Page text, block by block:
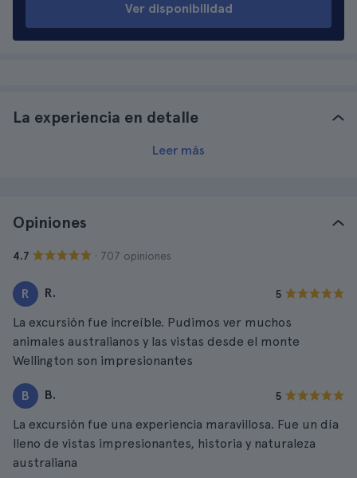
Ver disponibilidad
La experiencia en detalle
Leer más
Opiniones
4.7 · 707 opiniones
R R. 5
La excursión fue increíble. Pudimos ver muchos
animales australianos y las vistas desde el monte
Wellington son impresionantes
B B. 5
La excursión fue una experiencia maravillosa. Fue un día
lleno de vistas impresionantes, historia y naturaleza
australiana